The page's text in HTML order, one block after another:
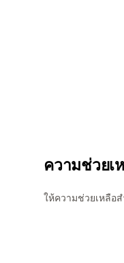
ความช่วยเ
ให้ความช่วยเหลือ